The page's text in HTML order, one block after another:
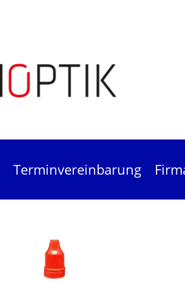
Terminvereinbarung
Biloclean Reiniger Mild 30ml